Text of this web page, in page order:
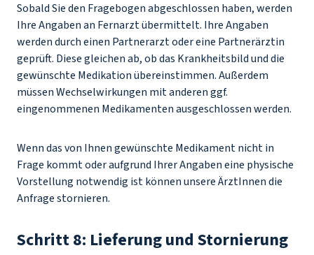
Sobald Sie den Fragebogen abgeschlossen haben, werden
Ihre Angaben an Fernarzt übermittelt. Ihre Angaben
werden durch einen Partnerarzt oder eine Partnerärztin
geprüft. Diese gleichen ab, ob das Krankheitsbild und die
gewünschte Medikation übereinstimmen. Außerdem
müssen Wechselwirkungen mit anderen ggf.
eingenommenen Medikamenten ausgeschlossen werden.
Wenn das von Ihnen gewünschte Medikament nicht in
Frage kommt oder aufgrund Ihrer Angaben eine physische
Vorstellung notwendig ist können unsere ÄrztInnen die
Anfrage stornieren.
Schritt 8: Lieferung und Stornierung